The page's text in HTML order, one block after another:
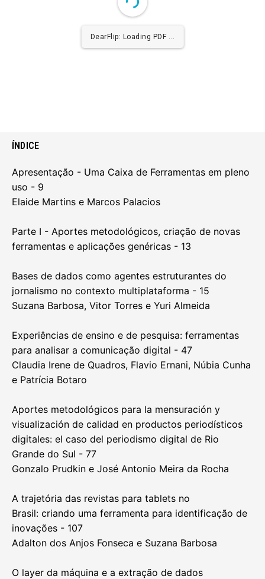
DearFlip: Loading PDF 4% ...
ÍNDICE
Apresentação - Uma Caixa de Ferramentas em pleno
uso - 9
Elaide Martins e Marcos Palacios
Parte I - Aportes metodológicos, criação de novas
ferramentas e aplicações genéricas - 13
Bases de dados como agentes estruturantes do
jornalismo no contexto multiplataforma - 15
Suzana Barbosa, Vitor Torres e Yuri Almeida
Experiências de ensino e de pesquisa: ferramentas
para analisar a comunicação digital - 47
Claudia Irene de Quadros, Flavio Ernani, Núbia Cunha
e Patrícia Botaro
Aportes metodológicos para la mensuración y
visualización de calidad en productos periodísticos
digitales: el caso del periodismo digital de Rio
Grande do Sul - 77
Gonzalo Prudkin e José Antonio Meira da Rocha
A trajetória das revistas para tablets no
Brasil: criando uma ferramenta para identificação de
inovações - 107
Adalton dos Anjos Fonseca e Suzana Barbosa
O layer da máquina e a extração de dados